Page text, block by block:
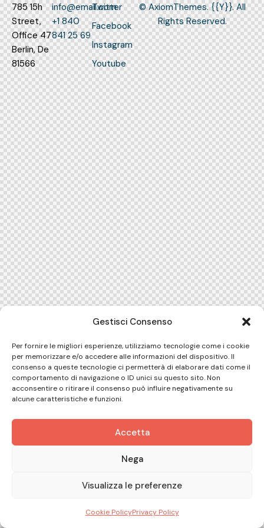
Gestisci Consenso
Per fornire le migliori esperienze, utilizziamo tecnologie come i cookie
per memorizzare e/o accedere alle informazioni del dispositivo. Il
consenso a queste tecnologie ci permetterà di elaborare dati come il
comportamento di navigazione o ID unici su questo sito. Non
acconsentire o ritirare il consenso può influire negativamente su
alcune caratteristiche e funzioni.
Accetta
Nega
Visualizza le preferenze
Cookie PolicyPrivacy Policy
785 15h
Street,
Office 47
Berlin, De
81566
info@email.com
+1 840
841 25 69
Twitter
Facebook
Instagram
Youtube
© AxiomThemes. {{Y}}. All
Rights Reserved.